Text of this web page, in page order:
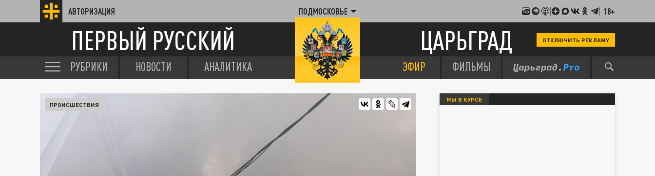
АВТОРИЗАЦИЯ ПОДМОСКОВЬЕ 18+
ПЕРВЫЙ РУССКИЙ ЦАРЬГРАД ОТКЛЮЧИТЬ РЕКЛАМУ
РУБРИКИ НОВОСТИ АНАЛИТИКА ЭФИР ФИЛЬМЫ
ПРОИСШЕСТВИЯ
МЫ В КУРСЕ